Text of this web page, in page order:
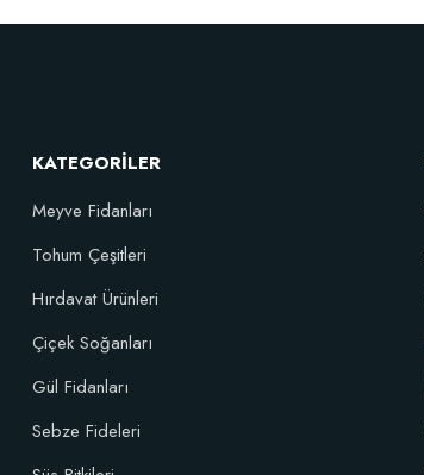
111,33 TL
Çiçek
KATEGORİLER
Meyve Fidanları
Tohum Çeşitleri
Hırdavat Ürünleri
Çiçek Soğanları
Gül Fidanları
Sebze Fideleri